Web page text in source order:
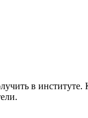
в институте.